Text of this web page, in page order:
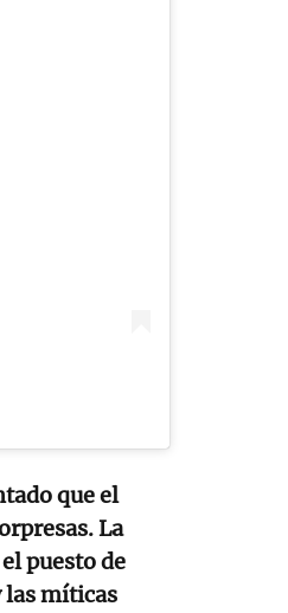
que el
La
puesto de
las míticas